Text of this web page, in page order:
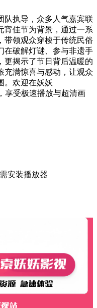
队执导，众多人气嘉宾联
宵佳节为背景，通过一系
带领观众穿梭于传统民俗
在破解灯谜、参与非遗手
更揭示了节日背后温暖的
充满惊喜与感动，让观众
。欢迎在妖妖
享受极速播放与超清画
安装播放器